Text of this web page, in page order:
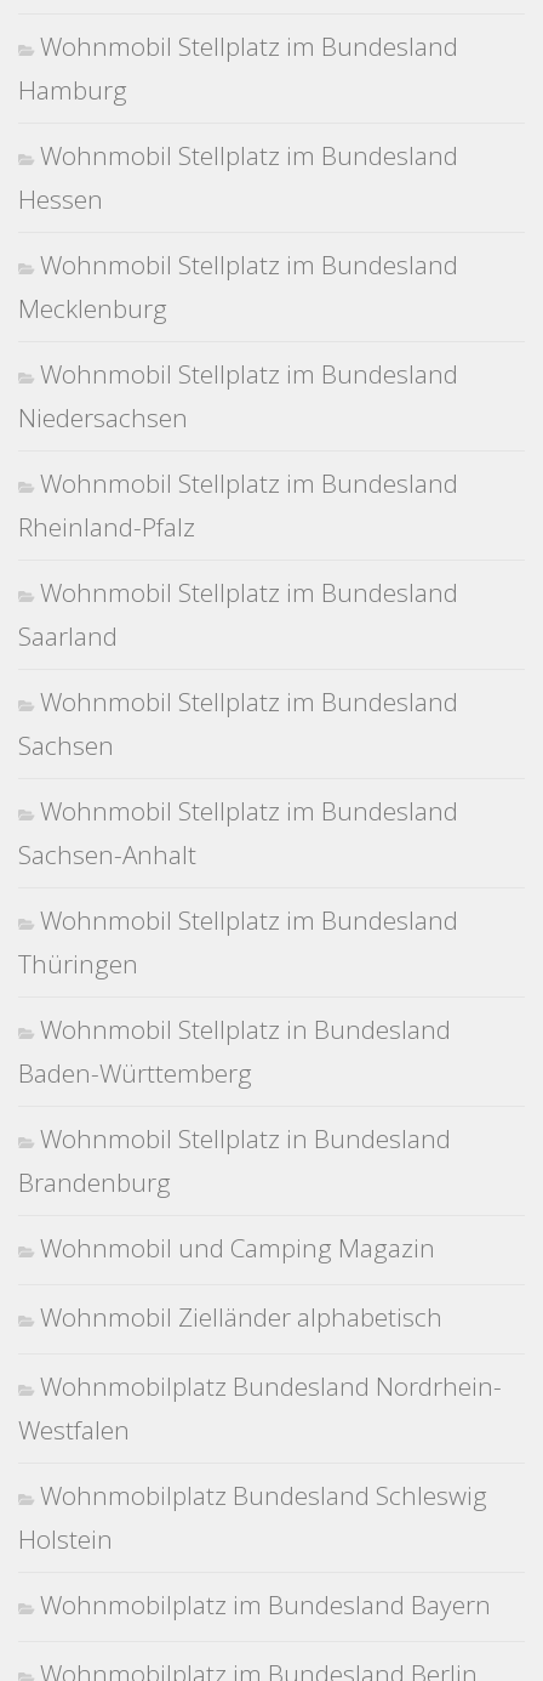
Wohnmobil Stellplatz im Bundesland
Hamburg
Wohnmobil Stellplatz im Bundesland
Hessen
Wohnmobil Stellplatz im Bundesland
Mecklenburg
Wohnmobil Stellplatz im Bundesland
Niedersachsen
Wohnmobil Stellplatz im Bundesland
Rheinland-Pfalz
Wohnmobil Stellplatz im Bundesland
Saarland
Wohnmobil Stellplatz im Bundesland
Sachsen
Wohnmobil Stellplatz im Bundesland
Sachsen-Anhalt
Wohnmobil Stellplatz im Bundesland
Thüringen
Wohnmobil Stellplatz in Bundesland
Baden-Württemberg
Wohnmobil Stellplatz in Bundesland
Brandenburg
Wohnmobil und Camping Magazin
Wohnmobil Zielländer alphabetisch
Wohnmobilplatz Bundesland Nordrhein-
Westfalen
Wohnmobilplatz Bundesland Schleswig
Holstein
Wohnmobilplatz im Bundesland Bayern
Wohnmobilplatz im Bundesland Berlin